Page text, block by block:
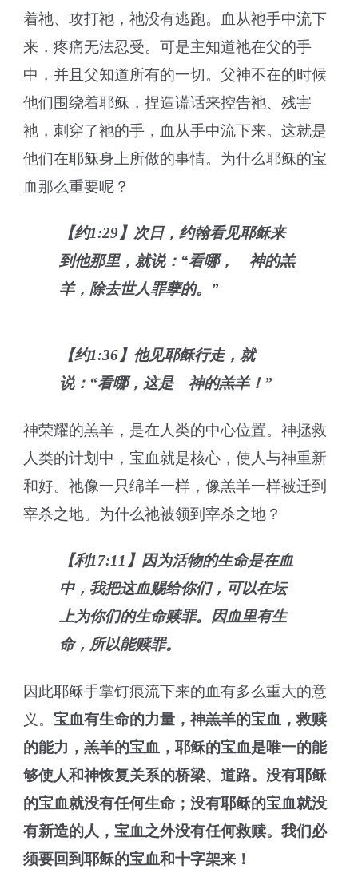
着祂、攻打祂，祂没有逃跑。血从祂手中流下
来，疼痛无法忍受。可是主知道祂在父的手
中，并且父知道所有的一切。父神不在的时候
他们围绕着耶稣，捏造谎话来控告祂、残害
祂，刺穿了祂的手，血从手中流下来。这就是
他们在耶稣身上所做的事情。为什么耶稣的宝
血那么重要呢？
【约1:29】次日，约翰看见耶稣来
到他那里，就说：“看哪， 神的羔
羊，除去世人罪孽的。”
【约1:36】他见耶稣行走，就
说：“看哪，这是 神的羔羊！”
神荣耀的羔羊，是在人类的中心位置。神拯救
人类的计划中，宝血就是核心，使人与神重新
和好。祂像一只绵羊一样，像羔羊一样被迁到
宰杀之地。为什么祂被领到宰杀之地？
【利17:11】因为活物的生命是在血
中，我把这血赐给你们，可以在坛
上为你们的生命赎罪。因血里有生
命，所以能赎罪。
因此耶稣手掌钉痕流下来的血有多么重大的意
义。 宝血有生命的力量，神羔羊的宝血，救赎
的能力，羔羊的宝血，耶稣的宝血是唯一的能
够使人和神恢复关系的桥梁、道路。没有耶稣
的宝血就没有任何生命；没有耶稣的宝血就没
有新造的人 ， 宝血之外没有任何救赎。我们必
须要回到耶稣的宝血和十字架来 ！